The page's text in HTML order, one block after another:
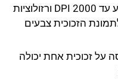
איכות ההדפסה יכולה להגיע עד 2000 DPI ורזולוציות
הזכוכית צבעים
על זכוכית אחת יכולה